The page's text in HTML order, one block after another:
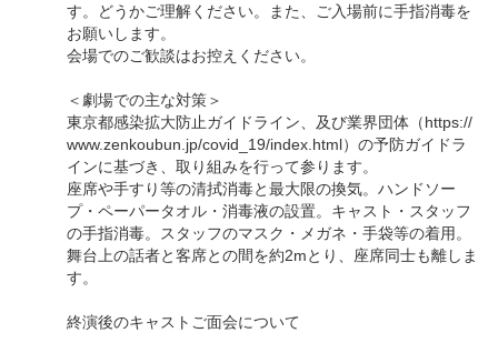
す。どうかご理解ください。また、ご入場前に手指消毒を
お願いします。
会場でのご歓談はお控えください。
＜劇場での主な対策＞
東京都感染拡大防止ガイドライン、及び業界団体（https://
www.zenkoubun.jp/covid_19/index.html）の予防ガイドラ
インに基づき、取り組みを行って参ります。
座席や手すり等の清拭消毒と最大限の換気。ハンドソー
プ・ペーパータオル・消毒液の設置。キャスト・スタッフ
の手指消毒。スタッフのマスク・メガネ・手袋等の着用。
舞台上の話者と客席との間を約2mとり、座席同士も離しま
す。
終演後のキャストご面会について